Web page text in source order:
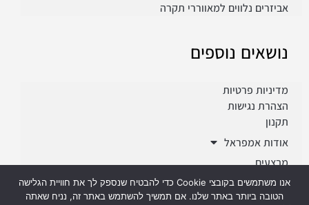
אביזרים נלווים למאווררי תקרה
נושאים נוספים
מדיניות פרטיות
הצהרת נגישות
תקנון
אודות אמפראל
מבצעים
פרוייקטים
אנו משתמשים בקובצי Cookie כדי להבטיח שנספק לך את חוויית הגלישה
הטובה ביותר באתר שלנו. אם תמשיך להשתמש באתר זה, נניח שאתה